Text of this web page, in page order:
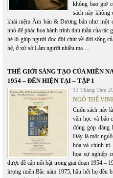
không bao giờ
sách này không
khái niệm Âm bản & Dương bản như một
nhỏ để phác họa hành trình tinh thần của tác
hé lộ giúp người đọc đôi chút về đời sống
hệ, ở xứ sở Lắm người nhiều ma …
THẾ GIỚI SÁNG TẠO CỦA MIỀN
1954 – ĐẾN HIỆN TẠI – TẬP 1
13 Tháng Tám
NGÔ THẾ
Cuốn sách này
văn học và báo
đóng góp đáng
Đây là một
hóa và chính trị
họa sự nghiệp
được đề cập nổi bật trong giai đoạn 1954 –
lượng miền Bắc năm 1975, hầu hết họ đều